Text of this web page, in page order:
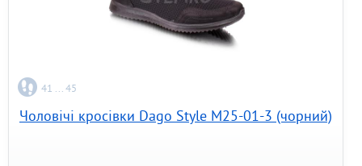
41 ... 45
Чоловічі кросівки Dago Style M25-01-3 (чорний)